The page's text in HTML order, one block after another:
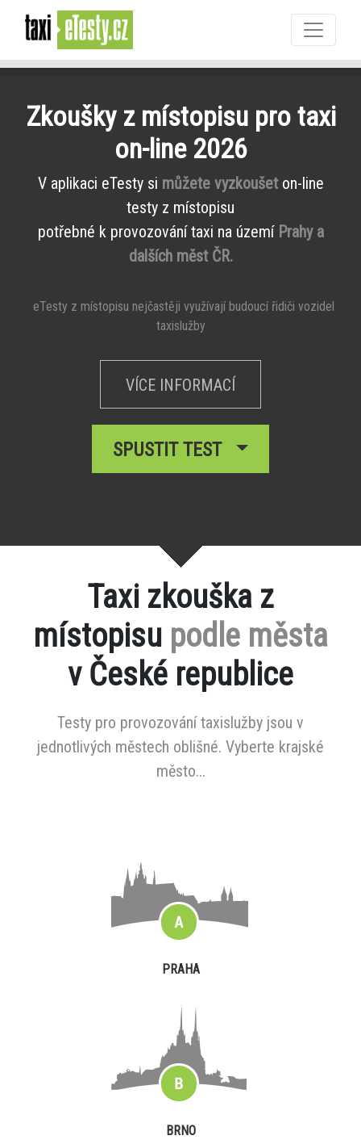
Zkoušky z místopisu pro taxi
on-line 2026
V aplikaci eTesty si můžete vyzkoušeton-line
testy z místopisu
potřebné k provozování taxi na území Prahy a
dalších měst ČR.
eTesty z místopisu nejčastěji využívají budoucí řidiči vozidel
taxislužby
VÍCE INFORMACÍ
SPUSTIT TEST
Taxi zkouška z
místopisu podle města
v České republice
Testy pro provozování taxislužby jsou v
jednotlivých městech oblišné. Vyberte krajské
město...
PRAHA
BRNO